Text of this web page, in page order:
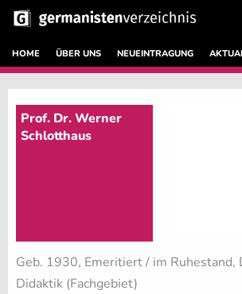
HOME ÜBER UNS NEUEINTRAGUNG
Prof. Dr. Werner
Schlotthaus
Geb. 1930, Emeritiert / im Ruhestand,
Didaktik (Fachgebiet)